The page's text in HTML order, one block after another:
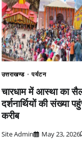
उत्तराखण्ड पर्यटन
चारधाम में आस्था का
दर्शनार्थियों की संख्या
करीब
Site Admin May 23, 2026